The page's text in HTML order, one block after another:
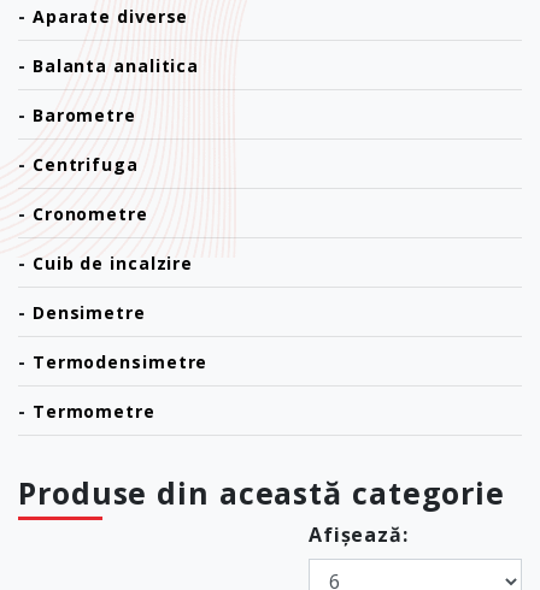
- Aparate diverse
- Balanta analitica
- Barometre
- Centrifuga
- Cronometre
- Cuib de incalzire
- Densimetre
- Termodensimetre
- Termometre
Produse din această categorie
Afișează: